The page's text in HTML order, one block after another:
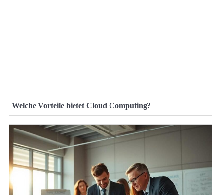
Welche Vorteile bietet Cloud Computing?